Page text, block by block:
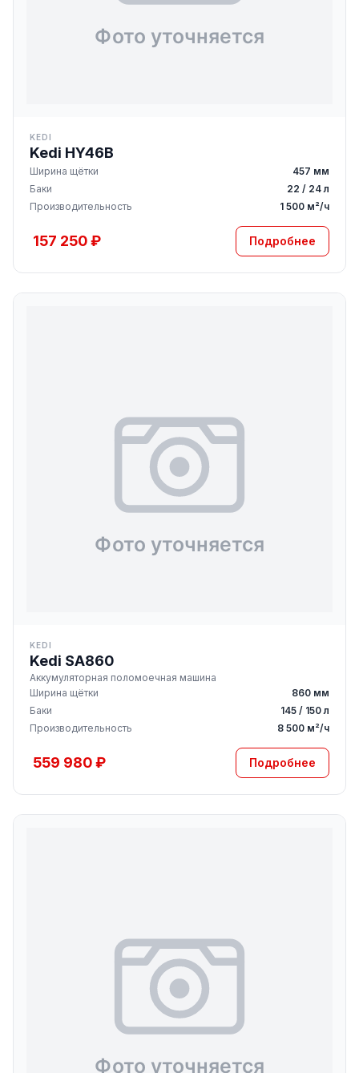
KEDI
Kedi HY46B
Ширина щётки
457 мм
Баки
22 / 24 л
Производительность
1 500 м²/ч
157 250 ₽ Подробнее
KEDI
Kedi SA860
Аккумуляторная поломоечная машина
Ширина щётки
860 мм
Баки
145 / 150 л
Производительность
8 500 м²/ч
559 980 ₽ Подробнее